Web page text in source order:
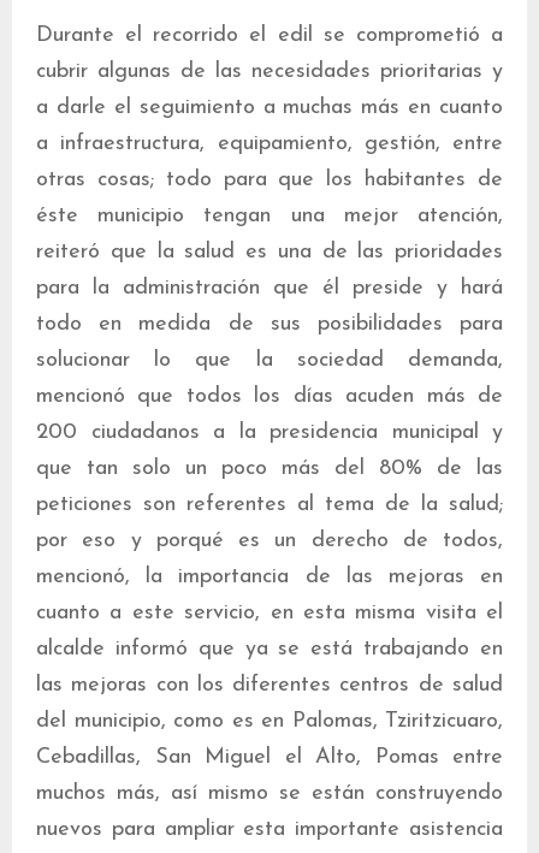
Durante el recorrido el edil se comprometió a
cubrir algunas de las necesidades prioritarias y
a darle el seguimiento a muchas más en cuanto
a infraestructura, equipamiento, gestión, entre
otras cosas; todo para que los habitantes de
éste municipio tengan una mejor atención,
reiteró que la salud es una de las prioridades
para la administración que él preside y hará
todo en medida de sus posibilidades para
solucionar lo que la sociedad demanda,
mencionó que todos los días acuden más de
200 ciudadanos a la presidencia municipal y
que tan solo un poco más del 80% de las
peticiones son referentes al tema de la salud;
por eso y porqué es un derecho de todos,
mencionó, la importancia de las mejoras en
cuanto a este servicio, en esta misma visita el
alcalde informó que ya se está trabajando en
las mejoras con los diferentes centros de salud
del municipio, como es en Palomas, Tziritzicuaro,
Cebadillas, San Miguel el Alto, Pomas entre
muchos más, así mismo se están construyendo
nuevos para ampliar esta importante asistencia